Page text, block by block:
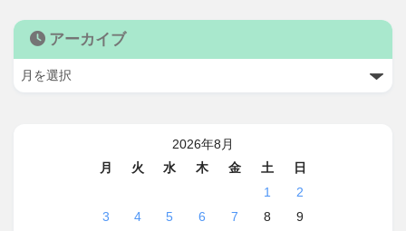
アーカイブ
2026年8月
月
火 水 木 金 土
日
1
2
3
4 5 6 7 8
9